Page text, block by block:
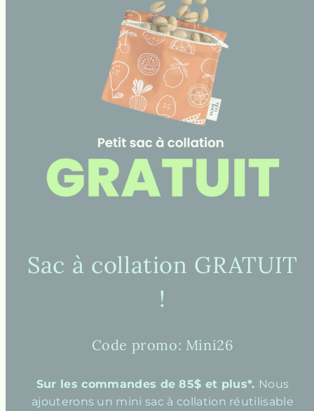
Sac à collation GRATUIT
!
Code promo: Mini26
Sur les commandes de 85$ et plus*. Nous
ajouterons un mini sac à collation réutilisable